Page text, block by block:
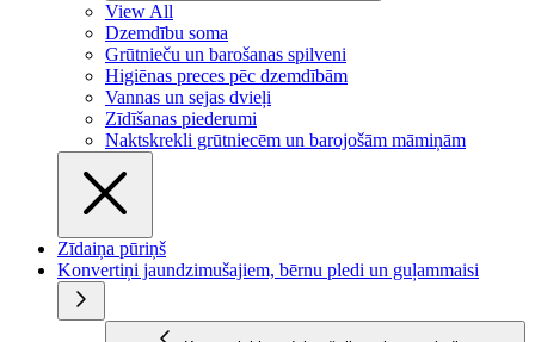
View All
Dzemdību soma
Grūtnieču un barošanas spilveni
Higiēnas preces pēc dzemdībām
Vannas un sejas dvieļi
Zīdīšanas piederumi
Naktskrekli grūtniecēm un barojošām māmiņām
Zīdaiņa pūriņš
Konvertiņi jaundzimušajiem, bērnu pledi un guļammaisi